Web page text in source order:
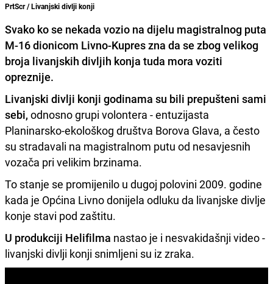
PrtScr / Livanjski divlji konji
Svako ko se nekada vozio na dijelu magistralnog puta
M-16 dionicom Livno-Kupreszna da se zbog velikog
broja livanjskih divljih konja tuda mora voziti
opreznije.
Livanjski divlji konji godinama su bili prepušteni sami
sebi, odnosno grupi volontera - entuzijasta
Planinarsko-ekološkog društva Borova Glava, a često
su stradavali na magistralnom putu od nesavjesnih
vozača pri velikim brzinama.
To stanje se promijenilo u dugoj polovini 2009. godine
kada je Općina Livno donijela odluku da livanjske divlje
konje stavi pod zaštitu.
U produkciji Helifilma nastao je i nesvakidašnji video -
livanjski divlji konji snimljeni su iz zraka.